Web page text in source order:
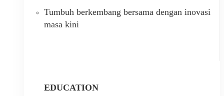
Tumbuh berkembang bersama dengan inovasi
masa kini
EDUCATION